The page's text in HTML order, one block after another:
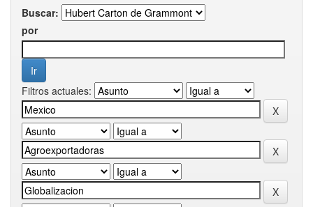
Buscar:
por
Filtros actuales: